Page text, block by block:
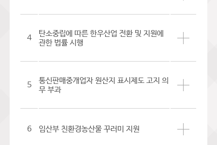
4
탄소중립에 따른 한우산업 전환 및 지원에
관한 법률 시행
5
통신판매중개업자 원산지 표시제도 고지 의
무 부과
6 임산부 친환경농산물 꾸러미 지원